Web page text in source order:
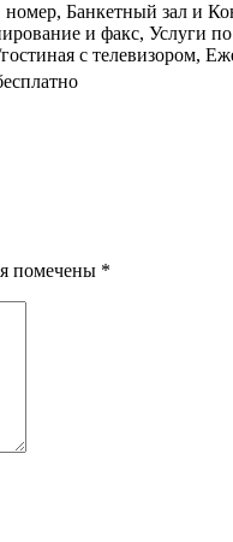
номер, Банкетный зал и
и факс, Услуги
с телевизором,
помечены *